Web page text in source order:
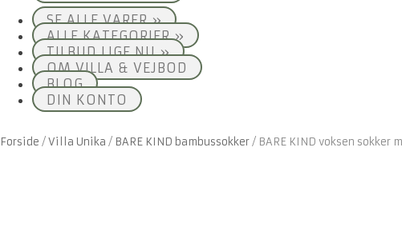
SE ALLE VARER »
ALLE KATEGORIER »
TILBUD LIGE NU »
OM VILLA & VEJBOD
BLOG
DIN KONTO
Forside /Villa Unika / BARE KIND bambussokker/ BARE KIND voksen sokker